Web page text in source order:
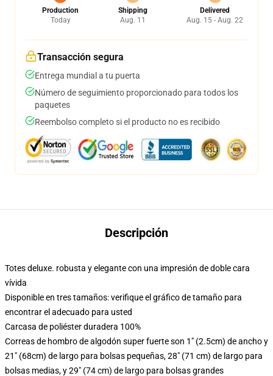
Production
Today
Shipping
Aug. 11
Delivered
Aug. 15 - Aug. 22
Transacción segura
Entrega mundial a tu puerta
Número de seguimiento proporcionado para todos los
paquetes
Reembolso completo si el producto no es recibido
Descripción
Totes deluxe. robusta y elegante con una impresión de doble cara
vívida
Disponible en tres tamaños: verifique el gráfico de tamaño para
encontrar el adecuado para usted
Carcasa de poliéster duradera 100%
Correas de hombro de algodón super fuerte son 1" (2.5cm) de ancho y
21" (68cm) de largo para bolsas pequeñas, 28" (71 cm) de largo para
bolsas medias, y 29" (74 cm) de largo para bolsas grandes